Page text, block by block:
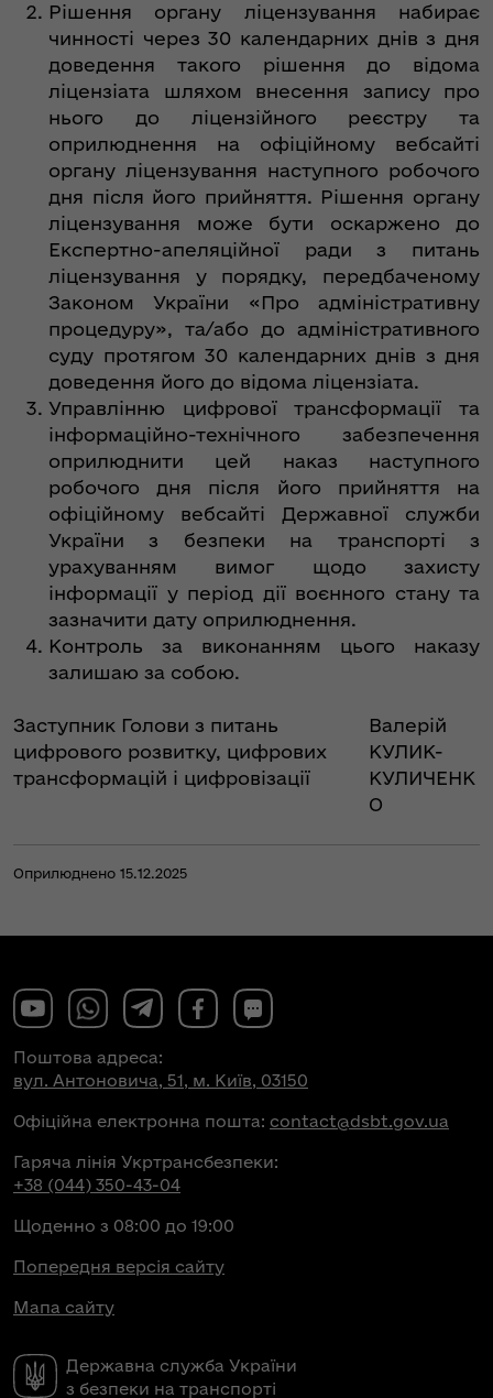
Рішення органу ліцензування набирає
чинності через 30 календарних днів з дня
доведення такого рішення до відома
ліцензіата шляхом внесення запису про
нього до ліцензійного реєстру та
оприлюднення на офіційному вебсайті
органу ліцензування наступного робочого
дня після його прийняття. Рішення органу
ліцензування може бути оскаржено до
Експертно-апеляційної ради з питань
ліцензування у порядку, передбаченому
Законом України «Про адміністративну
процедуру», та/або до адміністративного
суду протягом 30 календарних днів з дня
доведення його до відома ліцензіата.
Управлінню цифрової трансформації та
інформаційно-технічного забезпечення
оприлюднити цей наказ наступного
робочого дня після його прийняття на
офіційному вебсайті Державної служби
України з безпеки на транспорті з
урахуванням вимог щодо захисту
інформації у період дії воєнного стану та
зазначити дату оприлюднення.
Контроль за виконанням цього наказу
залишаю за собою.
Заступник Голови з питань
цифрового розвитку, цифрових
трансформацій і цифровізації
Валерій
КУЛИК-
КУЛИЧЕНК
О
Оприлюднено 15.12.2025
Державна служба України
з безпеки на транспорті
Поштова адреса:
вул. Антоновича, 51, м. Київ, 03150
Офіційна електронна пошта: contact@dsbt.gov.ua
Гаряча лінія Укртрансбезпеки:
+38 (044) 350-43-04
Щоденно з 08:00 до 19:00
Попередня версія сайту
Мапа сайту